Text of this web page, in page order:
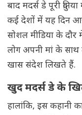
बाद मदर्स डे पूरी
कई देशों में यह दिन
सोशल मीडिया के
लोग अपनी मां के
खास संदेश लिखते हैं.
खुद मदर्स डे के
हालांकि, इस कहानी